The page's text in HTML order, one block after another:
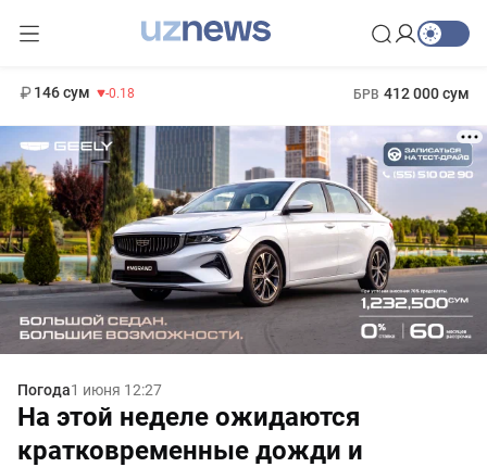
146 сум -0.18 БРВ 412 000 сум
Погода1 июня 12:27
На этой неделе ожидаются
кратковременные дожди и